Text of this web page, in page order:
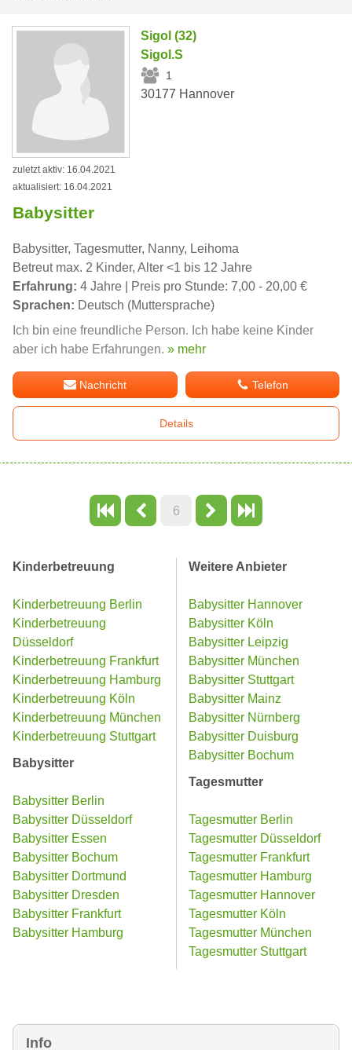
Info
Sigol (32)
Sigol.S
1
30177 Hannover
zuletzt aktiv: 16.04.2021
aktualisiert: 16.04.2021
Babysitter
Babysitter, Tagesmutter, Nanny, Leihoma
Betreut max. 2 Kinder, Alter <1 bis 12 Jahre
Erfahrung: 4 Jahre | Preis pro Stunde: 7,00 - 20,00 €
Sprachen: Deutsch (Muttersprache)
Ich bin eine freundliche Person. Ich habe keine Kinder
aber ich habe Erfahrungen. » mehr
Nachricht Telefon
Details
6
Kinderbetreuung
Kinderbetreuung Berlin
Kinderbetreuung
Düsseldorf
Kinderbetreuung Frankfurt
Kinderbetreuung Hamburg
Kinderbetreuung Köln
Kinderbetreuung München
Kinderbetreuung Stuttgart
Babysitter
Babysitter Berlin
Babysitter Düsseldorf
Babysitter Essen
Babysitter Bochum
Babysitter Dortmund
Babysitter Dresden
Babysitter Frankfurt
Babysitter Hamburg
Weitere Anbieter
Babysitter Hannover
Babysitter Köln
Babysitter Leipzig
Babysitter München
Babysitter Stuttgart
Babysitter Mainz
Babysitter Nürnberg
Babysitter Duisburg
Babysitter Bochum
Tagesmutter
Tagesmutter Berlin
Tagesmutter Düsseldorf
Tagesmutter Frankfurt
Tagesmutter Hamburg
Tagesmutter Hannover
Tagesmutter Köln
Tagesmutter München
Tagesmutter Stuttgart